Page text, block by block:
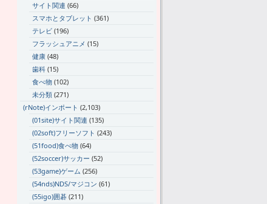
サイト関連 (66)
スマホとタブレット (361)
テレビ (196)
フラッシュアニメ (15)
健康 (48)
歯科 (15)
食べ物 (102)
未分類 (271)
(rNote)インポート (2,103)
(01site)サイト関連 (135)
(02soft)フリーソフト (243)
(51food)食べ物 (64)
(52soccer)サッカー (52)
(53game)ゲーム (256)
(54nds)NDS/マジコン (61)
(55igo)囲碁 (211)